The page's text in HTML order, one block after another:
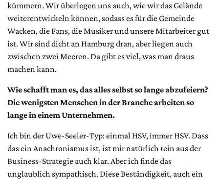
kümmern. Wir überlegen uns auch, wie wir das Gelände
weiterentwickeln können, sodass es für die Gemeinde
Wacken, die Fans, die Musiker und unsere Mitarbeiter gut
ist. Wir sind dicht an Hamburg dran, aber liegen auch
zwischen zwei Meeren. Da gibt es viel, was man draus
machen kann.
Wie schafft man es, das alles selbst so lange abzufeiern?
Die wenigsten Menschen in der Branche arbeiten so
lange in einem Unternehmen.
Ich bin der Uwe-Seeler-Typ: einmal HSV, immer HSV. Dass
das ein Anachronismus ist, ist mir natürlich rein aus der
Business-Strategie auch klar. Aber ich finde das
unglaublich sympathisch. Diese Beständigkeit, auch ein